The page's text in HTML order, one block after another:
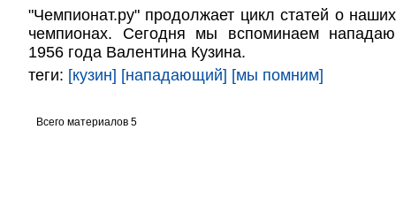
"Чемпионат.ру" продолжает цикл статей о
чемпионах. Сегодня мы вспоминаем
1956 года Валентина Кузина.
теги: [кузин] [нападающий] [мы помним]
Всего материалов 5